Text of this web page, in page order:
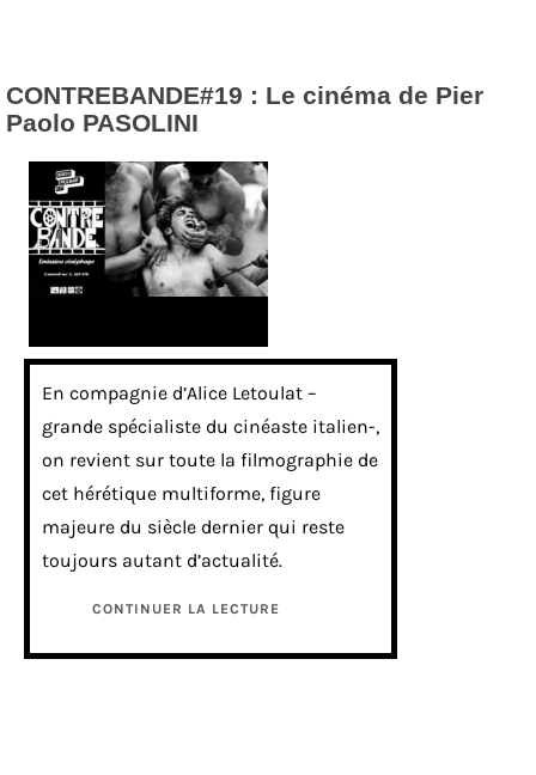
CONTREBANDE#19 : Le cinéma de Pier
Paolo PASOLINI
En compagnie d’Alice Letoulat –
grande spécialiste du cinéaste italien-,
on revient sur toute la filmographie de
cet hérétique multiforme, figure
majeure du siècle dernier qui reste
toujours autant d’actualité.
CONTINUER LA LECTURE